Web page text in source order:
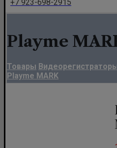
+7 923-698-2915
Playme
Товары
Playme MARK